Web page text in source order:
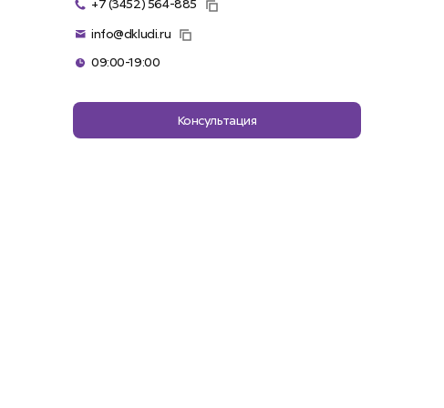
+7 (3452) 564-885
info@dkludi.ru
09:00-19:00
Консультация